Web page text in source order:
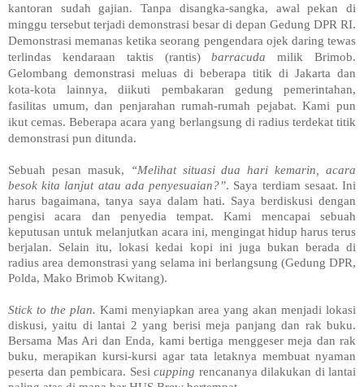
kantoran sudah gajian. Tanpa disangka-sangka, awal pekan di
minggu tersebut terjadi demonstrasi besar di depan Gedung DPR RI.
Demonstrasi memanas ketika seorang pengendara ojek daring tewas
terlindas kendaraan taktis (rantis)barracuda milik Brimob.
Gelombang demonstrasi meluas di beberapa titik di Jakarta dan
kota-kota lainnya, diikuti pembakaran gedung pemerintahan,
fasilitas umum, dan penjarahan rumah-rumah pejabat. Kami pun
ikut cemas. Beberapa acara yang berlangsung di radius terdekat titik
demonstrasi pun ditunda.
Sebuah pesan masuk,
“Melihat situasi dua hari kemarin, acara
besok kita lanjut atau ada penyesuaian?”. Saya terdiam sesaat. Ini
harus bagaimana, tanya saya dalam hati. Saya berdiskusi dengan
pengisi acara dan penyedia tempat. Kami mencapai sebuah
keputusan untuk melanjutkan acara ini, mengingat hidup harus terus
berjalan. Selain itu, lokasi kedai kopi ini juga bukan berada di
radius area demonstrasi yang selama ini berlangsung (Gedung DPR,
Polda, Mako Brimob Kwitang).
Stick to the plan. Kami menyiapkan area yang akan menjadi lokasi
diskusi, yaitu di lantai 2 yang berisi meja panjang dan rak buku.
Bersama Mas Ari dan Enda, kami bertiga menggeser meja dan rak
buku, merapikan kursi-kursi agar tata letaknya membuat nyaman
peserta dan pembicara. Sesi cupping rencananya dilakukan di lantai